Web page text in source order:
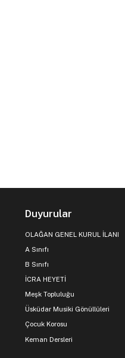
Duyurular
OLAĞAN GENEL KURUL İLANI
A Sınıfı
B Sınıfı
İCRA HEYETİ
Meşk Topluluğu
Üsküdar Musiki Gönüllüleri
Çocuk Korosu
Keman Dersleri